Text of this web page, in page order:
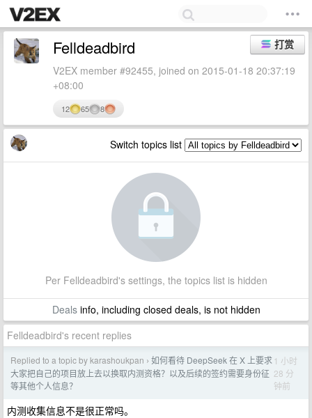
打赏
Felldeadbird
V2EX member #92455, joined on 2015-01-18 20:37:19
+08:00
12 65 8
Switch topics list
Per Felldeadbird's settings, the topics list is hidden
Dealsinfo, including closed deals, is not hidden
Felldeadbird's recent replies
Replied to a topic by karashoukpan › 如何看待 DeepSeek 在 X 上要求
大家把自己的项目放上去以换取内测资格？以及后续的签约需要身份征
等其他个人信息？
1 小时
28 分
钟前
内测收集信息不是很正常吗。